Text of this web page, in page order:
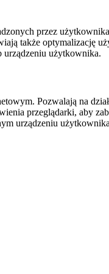
przez
także optymalizację
urządzeniu użytkownika.
Pozwalają na
przeglądarki, aby
urządzeniu